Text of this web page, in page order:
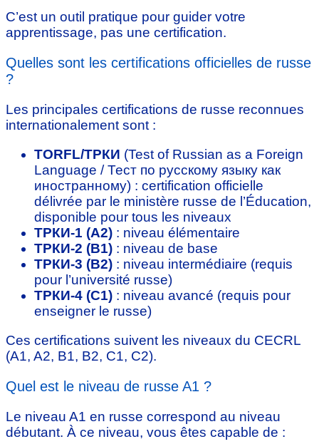
C’est un outil pratique pour guider votre
apprentissage, pas une certification.
Quelles sont les certifications officielles de russe
?
Les principales certifications de russe reconnues
internationalement sont :
TORFL/ТРКИ (Test of Russian as a Foreign
Language / Тест по русскому языку как
иностранному) : certification officielle
délivrée par le ministère russe de l’Éducation,
disponible pour tous les niveaux
ТРКИ-1 (A2) : niveau élémentaire
ТРКИ-2 (B1) : niveau de base
ТРКИ-3 (B2) : niveau intermédiaire (requis
pour l’université russe)
ТРКИ-4 (C1) : niveau avancé (requis pour
enseigner le russe)
Ces certifications suivent les niveaux du CECRL
(A1, A2, B1, B2, C1, C2).
Quel est le niveau de russe A1 ?
Le niveau A1 en russe correspond au niveau
débutant. À ce niveau, vous êtes capable de :